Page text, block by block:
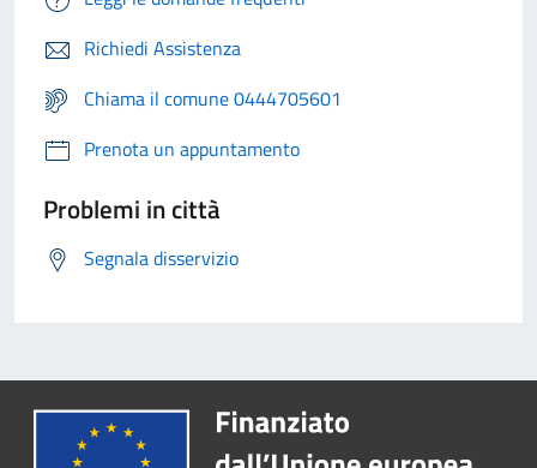
Richiedi Assistenza
Chiama il comune 0444705601
Prenota un appuntamento
Problemi in città
Segnala disservizio